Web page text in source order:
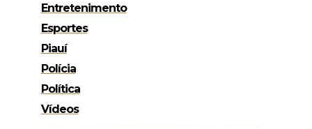
Entretenimento
Esportes
Piauí
Polícia
Política
Vídeos